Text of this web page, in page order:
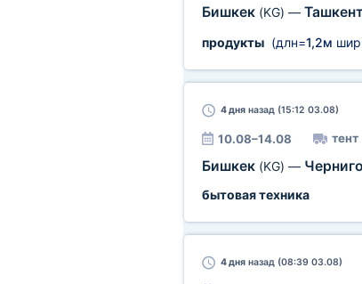
Бишкек (KG) — Ташкент
продукты(длн=1,2м
4 дняназад (15:12 03.08)
10.08–14.08 тент
Бишкек (KG) —
бытовая техника
4 дняназад (08:39 03.08)